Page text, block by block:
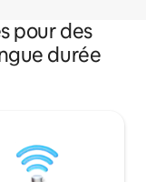
pour des
durée